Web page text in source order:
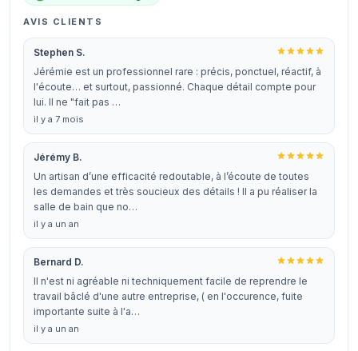
AVIS CLIENTS
Stephen S.
Jérémie est un professionnel rare : précis, ponctuel, réactif, à
l'écoute… et surtout, passionné. Chaque détail compte pour
lui. Il ne "fait pas …
il y a 7 mois
Jérémy B.
Un artisan d’une efficacité redoutable, à l’écoute de toutes
les demandes et très soucieux des détails ! Il a pu réaliser la
salle de bain que no…
il y a un an
Bernard D.
Il n'est ni agréable ni techniquement facile de reprendre le
travail bâclé d'une autre entreprise, ( en l'occurence, fuite
importante suite à l'a…
il y a un an